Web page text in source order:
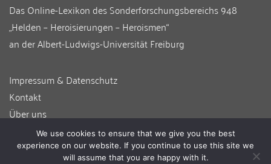
Das Online-Lexikon desSonderforschungsbereichs 948
„Helden – Heroisierungen – Heroismen“
an derAlbert-Ludwigs-Universität Freiburg
Impressum & Datenschutz
Kontakt
Über uns
Informationen für Autor:innen
Login
We use cookies to ensure that we give you the best
experience on our website. If you continue to use this site we
will assume that you are happy with it.